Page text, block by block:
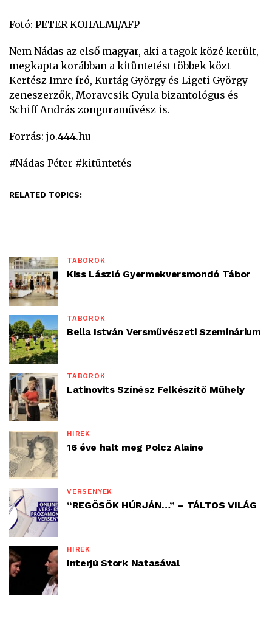
Fotó: PETER KOHALMI/AFP
Nem Nádas az első magyar, aki a tagok közé került,
megkapta korábban a kitüntetést többek közt
Kertész Imre író, Kurtág György és Ligeti György
zeneszerzők, Moravcsik Gyula bizantológus és
Schiff András zongoraművész is.
Forrás: jo.444.hu
#Nádas Péter #kitüntetés
RELATED TOPICS:
TÁBOROK
Kiss László Gyermekversmondó Tábor
TÁBOROK
Bella István Versművészeti Szeminárium
TÁBOROK
Latinovits Színész Felkészítő Műhely
HÍREK
16 éve halt meg Polcz Alaine
VERSENYEK
“REGÖSÖK HÚRJÁN…” – TÁLTOS VILÁG
HÍREK
Interjú Stork Natasával